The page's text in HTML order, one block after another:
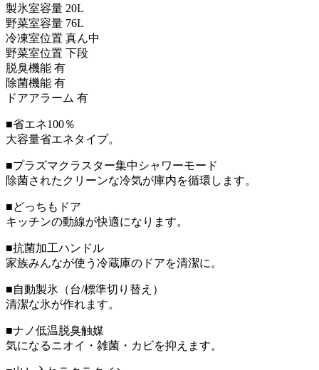
製氷室容量 20L
野菜室容量 76L
冷凍室位置 真ん中
野菜室位置 下段
脱臭機能 有
除菌機能 有
ドアアラーム 有
■省エネ100％
大容量省エネタイプ。
■プラズマクラスター集中シャワーモード
除菌されたクリーンな冷気が庫内を循環します。
■どっちもドア
キッチンの動線が快適になります。
■抗菌加工ハンドル
家族みんなが使う冷蔵庫のドアを清潔に。
■自動製氷（台/標準切り替え）
清潔な氷が作れます。
■ナノ低温脱臭触媒
気になるニオイ・雑菌・カビを抑えます。